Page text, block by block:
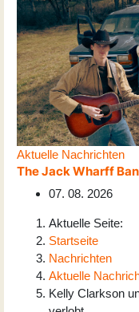
Aktuelle Nachrichten
The Jack Wharff
07. 08. 2026
Aktuelle Seite:
Startseite
Nachrichten
Aktuelle
Kelly Clarkson